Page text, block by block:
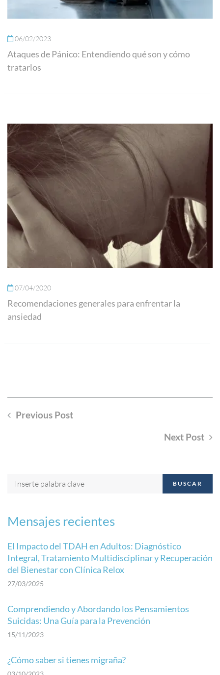
06/02/2023
Ataques de Pánico: Entendiendo qué son y cómo
tratarlos
07/04/2020
Recomendaciones generales para enfrentar la
ansiedad
Previous Post
Next Post
BUSCAR
Mensajes recientes
El Impacto del TDAH en Adultos: Diagnóstico
Integral, Tratamiento Multidisciplinar y Recuperación
del Bienestar con Clínica Relox
27/03/2025
Comprendiendo y Abordando los Pensamientos
Suicidas: Una Guía para la Prevención
15/11/2023
¿Cómo saber si tienes migraña?